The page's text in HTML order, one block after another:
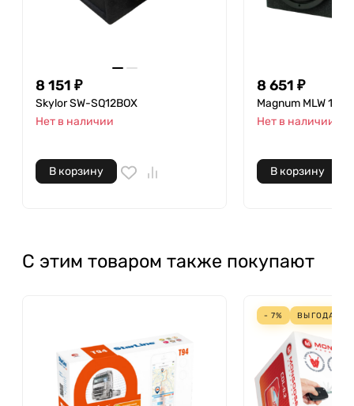
8 151 ₽
Skylor SW-SQ12BOX
Нет в наличии
В корзину
8 651 ₽
Magnum MLW 124
Нет в наличии
В корзину
С этим товаром также покупают
- 7% ВЫГОДА